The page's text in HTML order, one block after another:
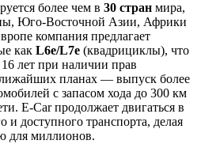
более чем в 30 стран мира,
Юго-Восточной Азии, Африки
компания предлагает
как L6e/L7e (квадрициклы), что
лет при наличии прав
планах — выпуск более
с запасом хода до 300 км
E-Car продолжает двигаться в
и доступного транспорта, делая
для миллионов.